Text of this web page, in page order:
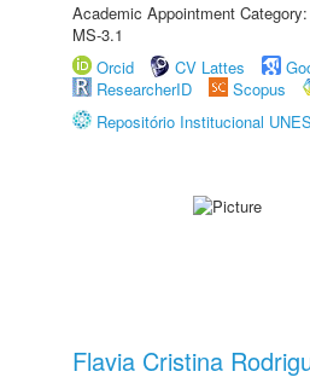
Academic Appointment
MS-3.1
Orcid
CV Lattes
ResearcherID
Scopus
Repositório Institucional
Flavia Cristina